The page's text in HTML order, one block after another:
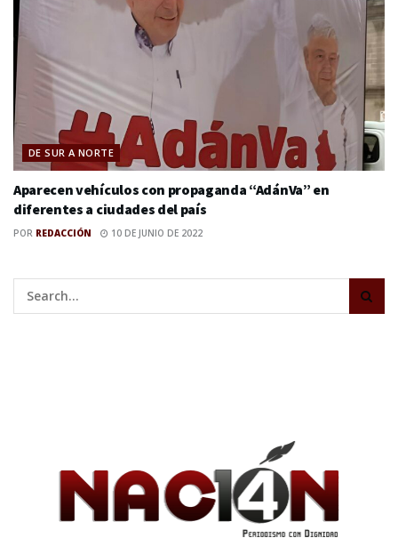
DE SUR A NORTE
Aparecen vehículos con propaganda “AdánVa” en
diferentes a ciudades del país
POR REDACCIÓN 10 DE JUNIO DE 2022